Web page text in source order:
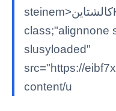
steinem>كالشتاينK/em> classimg
class;"alignnone
slusyloaded"
src="https://
content/u